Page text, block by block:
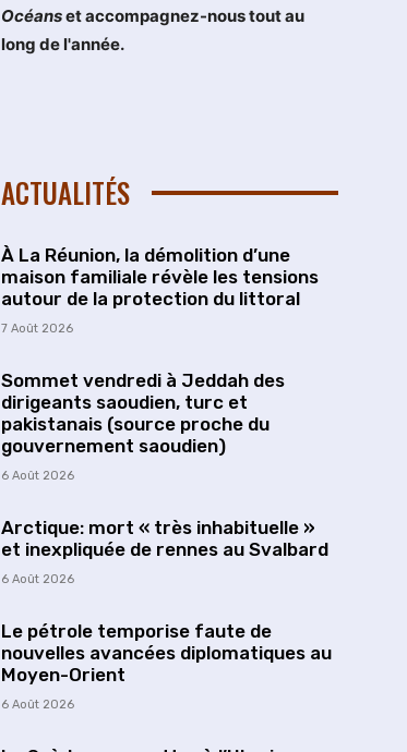
Océanset accompagnez-nous tout au
long de l'année.
ACTUALITÉS
À La Réunion, la démolition d’une
maison familiale révèle les tensions
autour de la protection du littoral
7 Août 2026
Sommet vendredi à Jeddah des
dirigeants saoudien, turc et
pakistanais (source proche du
gouvernement saoudien)
6 Août 2026
Arctique: mort « très inhabituelle »
et inexpliquée de rennes au Svalbard
6 Août 2026
Le pétrole temporise faute de
nouvelles avancées diplomatiques au
Moyen-Orient
6 Août 2026